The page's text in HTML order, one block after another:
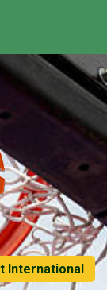
International